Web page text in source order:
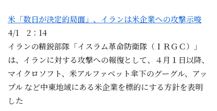
米「数日が決定的局面」、イランは米企業への攻撃示唆
4/1 2：14
イランの精鋭部隊「イスラ​ム革命防衛隊（ＩＲＧＣ）」
は、イランに対する攻撃への報復として、４月１日以降、
マイクロソフト、米アルファ‌ベット傘下のグーグル、アッ
プル など中東地域にある米企業を標的にする方針を表明
した